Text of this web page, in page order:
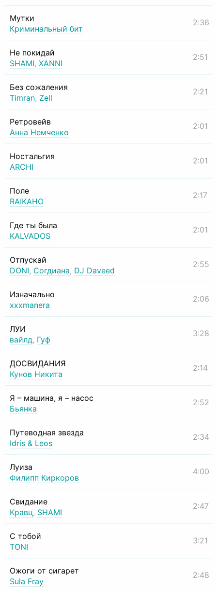
Мутки
Криминальный бит
2:36
Не покидай
SHAMI, XANNI
2:51
Без сожаления
Timran, Zell
2:21
Ретровейв
Анна Немченко
2:01
Ностальгия
ARCHI
2:01
Поле
RAIKAHO
2:17
Где ты была
KALVADOS
2:01
Отпускай
DONI, Согдиана, DJ Daveed
2:55
Изначально
xxxmanera
2:06
ЛУИ
вайлд, Гуф
3:28
ДОСВИДАНИЯ
Кунов Никита
2:14
Я – машина, я – насос
Бьянка
2:52
Путеводная звезда
Idris & Leos
2:34
Луиза
Филипп Киркоров
4:00
Свидание
Кравц, SHAMI
2:47
С тобой
TONI
3:21
Ожоги от сигарет
Sula Fray
2:48